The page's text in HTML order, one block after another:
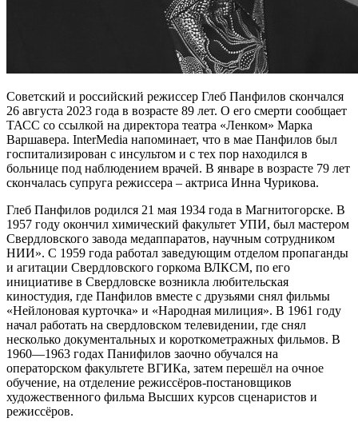
Советский и российский режиссер Глеб Панфилов скончался
26 августа 2023 года в возрасте 89 лет. О его смерти сообщает
ТАСС со ссылкой на директора театра «Ленком» Марка
Варшавера. InterMedia напоминает, что в мае Панфилов был
госпитализирован с инсультом и с тех пор находился в
больнице под наблюдением врачей. В январе в возрасте 79 лет
скончалась супруга режиссера – актриса Инна Чурикова.
Глеб Панфилов родился 21 мая 1934 года в Магнитогорске. В
1957 году окончил химический факультет УПИ, был мастером
Свердловского завода медаппаратов, научным сотрудником
НИИ». С 1959 года работал заведующим отделом пропаганды
и агитации Свердловского горкома ВЛКСМ, по его
инициативе в Свердловске возникла любительская
киностудия, где Панфилов вместе с друзьями снял фильмы
«Нейлоновая курточка» и «Народная милиция». В 1961 году
начал работать на свердловском телевидении, где снял
несколько документальных и короткометражных фильмов. В
1960—1963 годах Панифилов заочно обучался на
операторском факультете ВГИКа, затем перешёл на очное
обучение, на отделение режиссёров-постановщиков
художественного фильма Высших курсов сценаристов и
режиссёров.